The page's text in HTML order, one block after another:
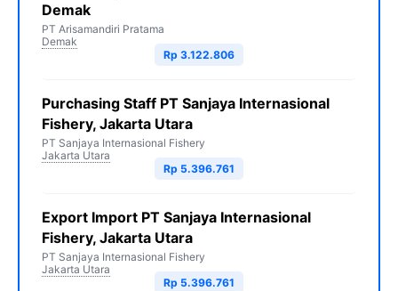
Demak
PT Arisamandiri Pratama
Demak
Rp 3.122.806
Purchasing Staff PT Sanjaya Internasional
Fishery, Jakarta Utara
PT Sanjaya Internasional Fishery
Jakarta Utara
Rp 5.396.761
Export Import PT Sanjaya Internasional
Fishery, Jakarta Utara
PT Sanjaya Internasional Fishery
Jakarta Utara
Rp 5.396.761